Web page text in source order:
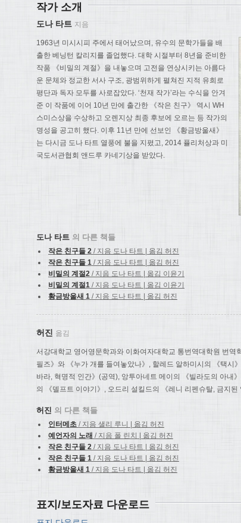
작가 소개
도나 타트 지음
1963년 미시시피 주에서 태어났으며, 유수의 문학가들을 배
출한 베닝턴 칼리지를 졸업했다. 대학 시절부터 8년을 준비한
작품 《비밀의 계절》을 내놓으며 고전을 연상시키는 아름다
운 문체와 정교한 서사 구조, 광범위하게 펼쳐진 지적 유희로
평단과 독자 모두를 사로잡았다. ‘천재 작가’라는 수식을 안겨
준 이 작품에 이어 10년 만에 출간한 《작은 친구》 역시 WH
스미스상을 수상하고 오렌지상 최종 후보에 오르는 등 작가의
명성을 공고히 했다. 이후 11년 만에 선보인 《황금방울새》
는 다시금 도나 타트 열풍에 불을 지폈고, 2014 퓰리처상과 미
국도서관협회 앤드루 카네기상을 받았다.
도나 타트 의 다른 책들
작은 친구들 2 / 지음 도나 타트 | 옮김 허진
작은 친구들 1 / 지음 도나 타트 | 옮김 허진
비밀의 계절2 / 지음 도나 타트 | 옮김 이윤기
비밀의 계절1 / 지음 도나 타트 | 옮김 이윤기
황금방울새 1 / 지음 도나 타트 | 옮김 허진
허진 옮김
서강대학교 영어영문학과와 이화여자대학교 통번역대학원 번
필즈》와 《누가 개를 들여놓았나》, 할레드 알하미시의 《택시
바라, 혁명적 인간》(공역), 앙투아네트 메이의 《빌라도의 아내
의 《델프트 이야기》, 오드리 설킬드의 《레니 리펜슈탈, 금지된
허진 의 다른 책들
인터메초 / 지음 샐리 루니 | 옮김 허진
예언자의 노래 / 지음 폴 린치 | 옮김 허진
작은 친구들 2 / 지음 도나 타트 | 옮김 허진
작은 친구들 1 / 지음 도나 타트 | 옮김 허진
황금방울새 1 / 지음 도나 타트 | 옮김 허진
표지/보도자료 다운로드